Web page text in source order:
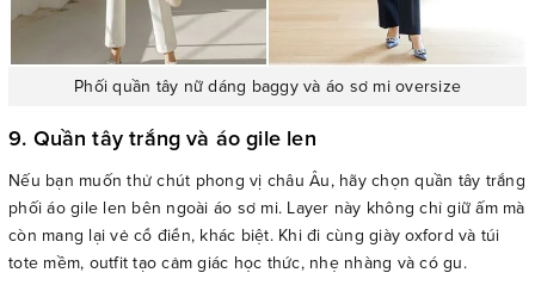
Phối quần tây nữ dáng baggy và áo sơ mi oversize
9. Quần tây trắng và áo gile len
Nếu bạn muốn thử chút phong vị châu Âu, hãy chọn quần tây trắng
phối áo gile len bên ngoài áo sơ mi. Layer này không chỉ giữ ấm mà
còn mang lại vẻ cổ điển, khác biệt. Khi đi cùng giày oxford và túi
tote mềm, outfit tạo cảm giác học thức, nhẹ nhàng và có gu.